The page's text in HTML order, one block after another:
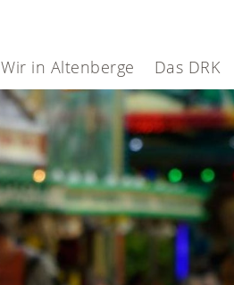
Wir in Altenberge Das DRK